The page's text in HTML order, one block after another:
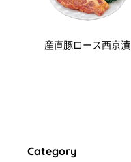
産直豚ロース西京漬
Category